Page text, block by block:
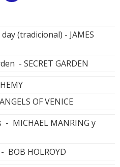
(tradicional) - JAMES
- SECRET GARDEN
OF VENICE
- MICHAEL MANRING y
HOLROYD